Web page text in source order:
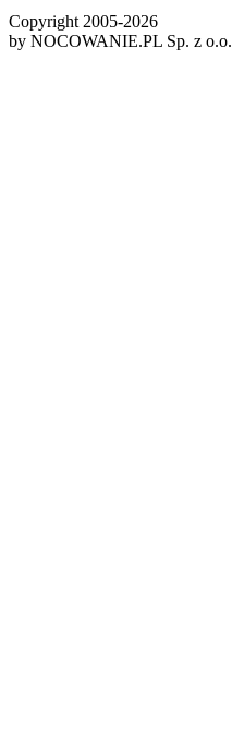
Copyright 2005-2026
by NOCOWANIE.PL Sp. z o.o.